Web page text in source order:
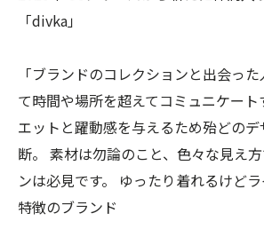
「divka」
「ブランドのコレクションと出会っ
て時間や場所を超えてコミュニケー
エットと躍動感を与えるため殆どの
断。 素材は勿論のこと、色々な見え
ンは必見です。 ゆったり着れるけど
特徴のブランド